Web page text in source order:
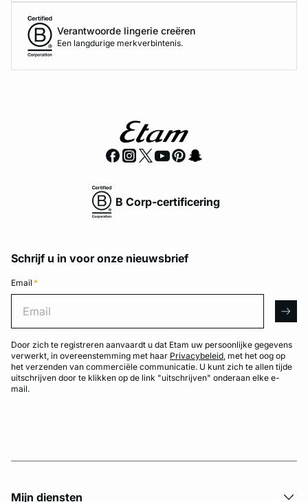
Verantwoorde lingerie creëren
Een langdurige merkverbintenis.
B Corp-certificering
Schrijf u in voor onze nieuwsbrief
Email *
Door zich te registreren aanvaardt u dat Etam uw persoonlijke gegevens
verwerkt, in overeenstemming met haar Privacybeleid, met het oog op
het verzenden van commerciële communicatie. U kunt zich te allen tijde
uitschrijven door te klikken op de link "uitschrijven" onderaan elke e-
mail.
Mijn diensten